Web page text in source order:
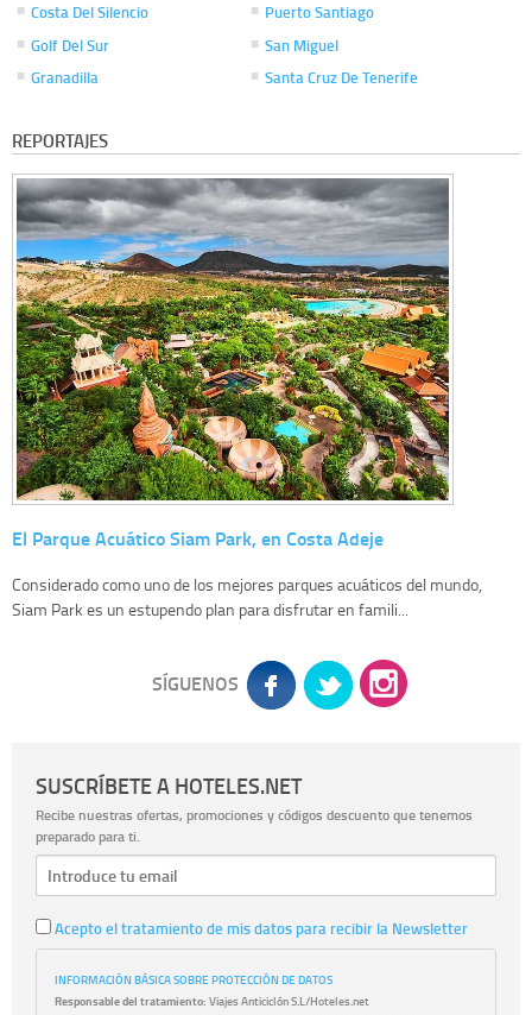
Costa Del Silencio
Golf Del Sur
Granadilla
Puerto Santiago
San Miguel
Santa Cruz De Tenerife
REPORTAJES
El Parque Acuático Siam Park, en Costa Adeje
Considerado como uno de los mejores parques acuáticos del mundo,
Siam Park es un estupendo plan para disfrutar en famili...
SÍGUENOS
SUSCRÍBETE A HOTELES.NET
Recibe nuestras ofertas, promociones y códigos descuento que tenemos
preparado para ti.
Acepto el tratamiento de mis datos para recibir la Newsletter
INFORMACIÓN BÁSICA SOBRE PROTECCIÓN DE DATOS
Responsable del tratamiento: Viajes Anticiclón S.L/Hoteles.net